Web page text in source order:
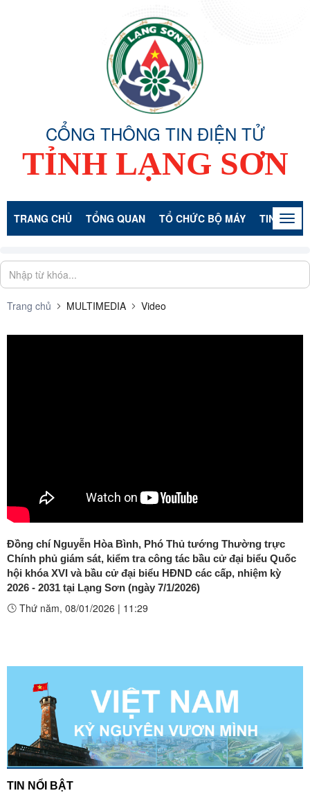
CỔNG THÔNG TIN ĐIỆN TỬ
TỈNH LẠNG SƠN
TRANG CHỦ TỔNG QUAN TỔ CHỨC BỘ MÁY TIN TỨC -
Trang chủ MULTIMEDIA Video
Đồng chí Nguyễn Hòa Bình, Phó Thủ tướng Thường trực
Chính phủ giám sát, kiểm tra công tác bầu cử đại biểu Quốc
hội khóa XVI và bầu cử đại biểu HĐND các cấp, nhiệm kỳ
2026 - 2031 tại Lạng Sơn (ngày 7/1/2026)
Thứ năm, 08/01/2026 | 11:29
TIN NỔI BẬT